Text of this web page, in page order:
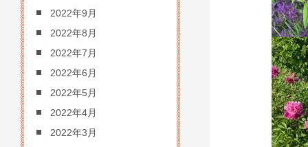
2022年9月
2022年8月
2022年7月
2022年6月
2022年5月
2022年4月
2022年3月